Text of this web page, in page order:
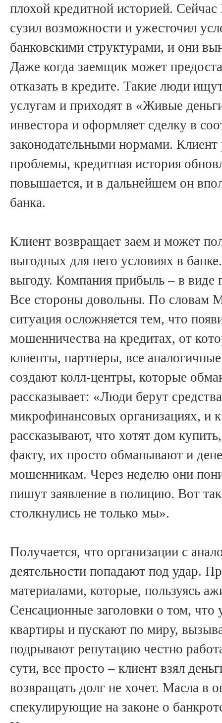
плохой кредитной историей.
сузил возможности и ужесточил
банковскими структурами, и они
Даже когда заемщик может
отказать в кредите. Такие люди
услугам и приходят в «Живые
инвестора и оформляет сделку в
законодательными нормами.
проблемы, кредитная история
повышается, и в дальнейшем он
банка.
Клиент возвращает заем и может
выгодных для него условиях в
выгоду. Компания прибыль – в виде
Все стороны довольны. По словам
ситуация осложняется тем, что
мошенничества на кредитах, от
клиенты, партнеры, все
создают колл-центры, которые
рассказывает: «Люди берут
микрофинансовых организациях, и
рассказывают, что хотят дом
факту, их просто обманывают и
мошенникам. Через неделю они
пишут заявление в полицию. Вот
столкнулись не только мы».
Получается, что организации с
деятельности попадают под удар.
материалами, которые, пользуясь
Сенсационные заголовки о том,
квартиры и пускают по миру,
подрывают репутацию честно
сути, все просто – клиент взял
возвращать долг не хочет. Масла в
спекулирующие на законе о